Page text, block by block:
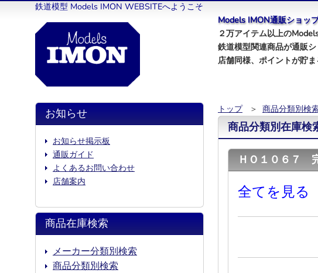
鉄道模型 Models IMON WEBSITEへようこそ
Models IMON通販ショッ
２万アイテム以上の
鉄道模型関連商品が通販シ
店舗同様、ポイントが貯ま
トップ ＞ 商品分類別検
商品分類別在庫検
ＨＯ１０６７
全てを見る
お知らせ
お知らせ掲示板
通販ガイド
よくあるお問い合わせ
店舗案内
商品在庫検索
メーカー分類別検索
商品分類別検索